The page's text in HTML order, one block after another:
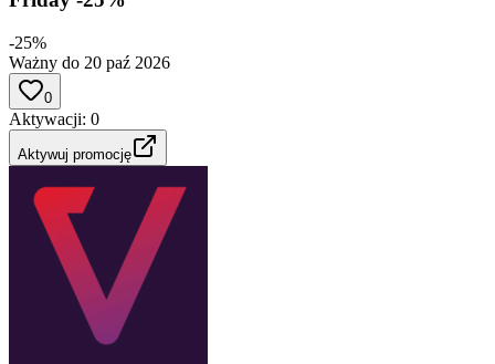
-25%
Ważny do 20 paź 2026
0
Aktywacji: 0
Aktywuj promocję